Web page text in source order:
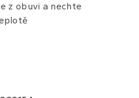
z obuvi a nechte